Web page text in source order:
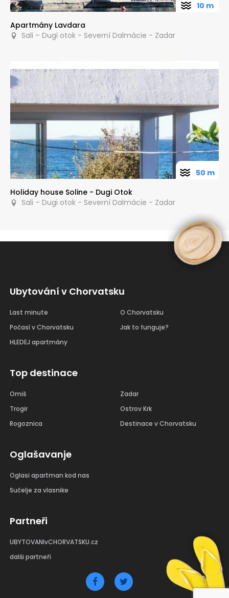
Apartmány Lavdara
Sali – Dugi otok - Severní Dalmácie - Zadar
10 m
Holiday house Soline - Dugi Otok
Sali – Dugi otok - Severní Dalmácie - Zadar
50 m
Ubytování v Chorvatsku
Last minute
Počasí v Chorvatsku
HLEDEJ apartmány
O Chorvatsku
Jak to funguje?
Top destinace
Omiš
Trogir
Rogoznica
Zadar
Ostrov Krk
Destinace v Chorvatsku
Oglašavanje
Oglasi apartman kod nas
Sučelje za vlasnike
Partneři
UBYTOVANIvCHORVATSKU.cz
dalši partneři